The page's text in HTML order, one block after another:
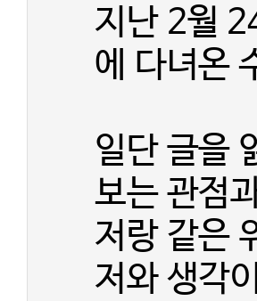
지난 2월
에 다녀온
일단 글을
보는 관점
저랑 같은
저와 생각